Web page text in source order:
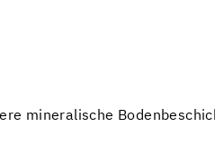
mineralische